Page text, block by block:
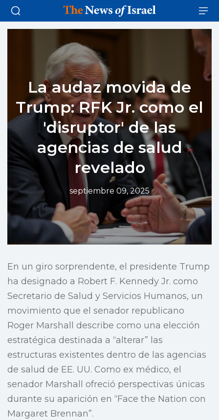
La audaz movida de
Trump: RFK Jr. como el
'disruptor' de las
agencias de salud
revelado
septiembre 09, 2025
En un giro sorprendente, el presidente Trump
ha designado a Robert F. Kennedy Jr. como
Secretario de Salud y Servicios Humanos, un
movimiento que el senador republicano
Roger Marshall describe como una elección
estratégica destinada a “alterar” las
estructuras existentes dentro de las agencias
de salud de EE. UU. Como ex médico, el
senador Marshall ofreció perspectivas únicas
durante su aparición en “Face the Nation con
Margaret Brennan”.